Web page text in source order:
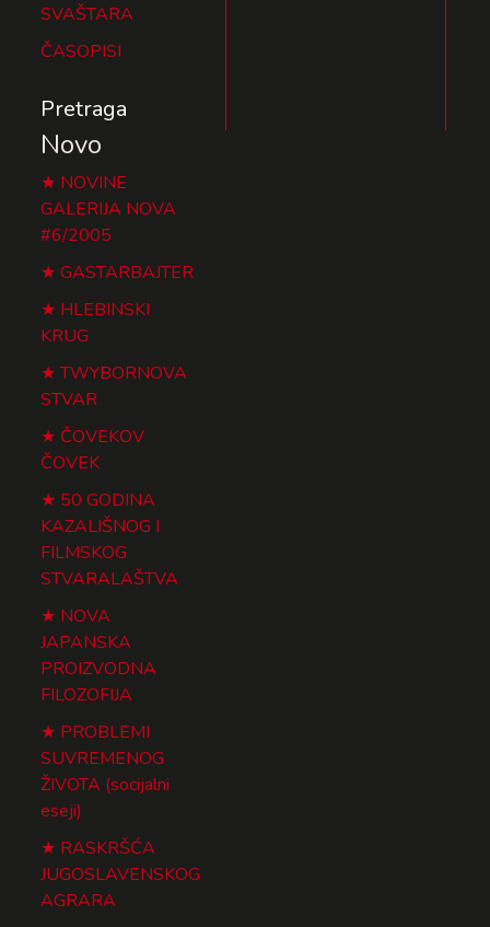
SVAŠTARA
ČASOPISI
Pretraga
Novo
NOVINE
GALERIJA NOVA
#6/2005
GASTARBAJTER
HLEBINSKI
KRUG
TWYBORNOVA
STVAR
ČOVEKOV
ČOVEK
50 GODINA
KAZALIŠNOG I
FILMSKOG
STVARALAŠTVA
NOVA
JAPANSKA
PROIZVODNA
FILOZOFIJA
PROBLEMI
SUVREMENOG
ŽIVOTA (socijalni
eseji)
RASKRŠĆA
JUGOSLAVENSKOG
AGRARA